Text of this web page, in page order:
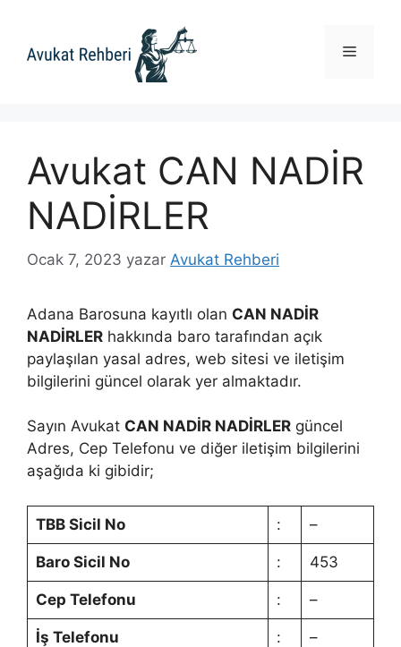
Menü
Avukat CAN NADİR
NADİRLER
Ocak 7, 2023 yazar Avukat Rehberi
Adana Barosuna kayıtlı olan CAN NADİR
NADİRLER hakkında baro tarafından açık
paylaşılan yasal adres, web sitesi ve iletişim
bilgilerini güncel olarak yer almaktadır.
Sayın Avukat CAN NADİR NADİRLER güncel
Adres, Cep Telefonu ve diğer iletişim bilgilerini
aşağıda ki gibidir;
TBB Sicil No : –
Baro Sicil No : 453
Cep Telefonu : –
İş Telefonu : –